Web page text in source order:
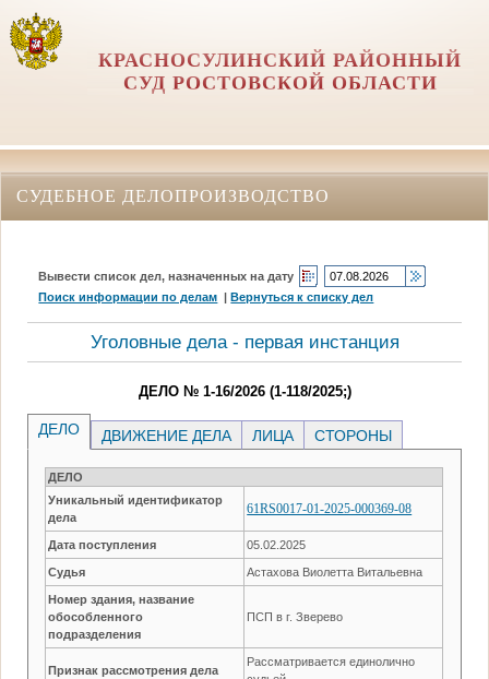
КРАСНОСУЛИНСКИЙ РАЙОННЫЙ
СУД РОСТОВСКОЙ ОБЛАСТИ
СУДЕБНОЕ ДЕЛОПРОИЗВОДСТВО
Вывести список дел, назначенных на дату
Поиск информации по делам |Вернуться к списку дел
Уголовные дела - первая инстанция
ДЕЛО № 1-16/2026 (1-118/2025;)
ДЕЛО ДВИЖЕНИЕ ДЕЛА ЛИЦА СТОРОНЫ
ДЕЛО
Уникальный идентификатор
дела
61RS0017-01-2025-000369-08
Дата поступления 05.02.2025
Судья Астахова Виолетта Витальевна
Номер здания, название
обособленного
подразделения
ПСП в г. Зверево
Признак рассмотрения дела
Рассматривается единолично